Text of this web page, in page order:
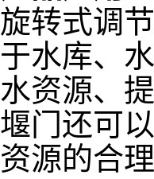
旋转式调
于水库、
水资源、
堰门还可
资源的合理